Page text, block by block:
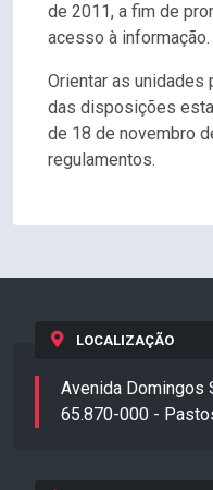
de 2011, a fim de
acesso à informação.
Orientar as unidades
das disposições
de 18 de novembro
regulamentos.
LOCALIZAÇÃO
Avenida Domingos
65.870-000 -